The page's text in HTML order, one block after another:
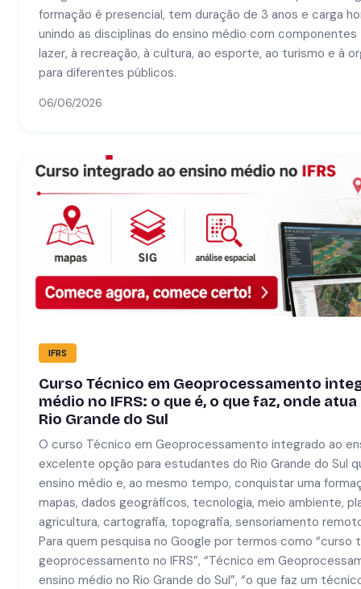
formação é presencial, tem duração de 3 anos e carga
unindo as disciplinas do ensino médio com
lazer, à recreação, à cultura, ao esporte, ao turismo e à
para diferentes públicos.
06/06/2026
IFRS
Curso Técnico em Geoprocessamento
médio no IFRS: o que é, o que faz, onde
Rio Grande do Sul
O curso Técnico em Geoprocessamento integrado ao
excelente opção para estudantes do Rio Grande do Sul
ensino médio e, ao mesmo tempo, conquistar uma
mapas, dados geográficos, tecnologia, meio ambiente,
agricultura, cartografia, topografia, sensoriamento
Para quem pesquisa no Google por termos como “curso
geoprocessamento no IFRS”, “Técnico em
ensino médio no Rio Grande do Sul”, “o que faz um